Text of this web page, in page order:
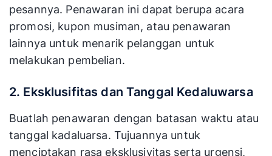
pesannya. Penawaran ini dapat berupa acara
promosi, kupon musiman, atau penawaran
lainnya untuk menarik pelanggan untuk
melakukan pembelian.
2. Eksklusifitas dan Tanggal Kedaluwarsa
Buatlah penawaran dengan batasan waktu atau
tanggal kadaluarsa. Tujuannya untuk
menciptakan rasa eksklusivitas serta urgensi,